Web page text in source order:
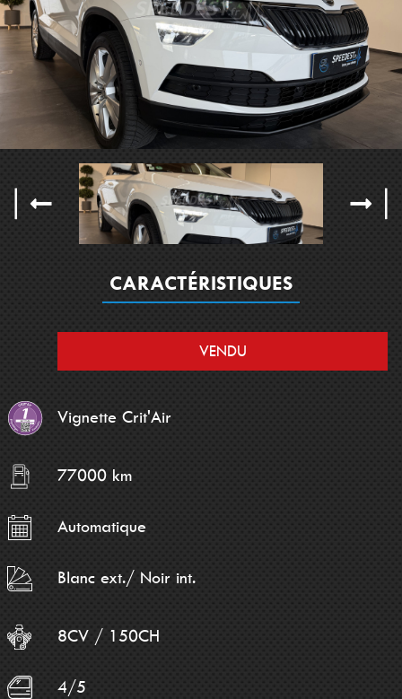
CARACTÉRISTIQUES
VENDU
Vignette Crit'Air
77000 km
Automatique
Blanc ext./ Noir int.
8CV / 150CH
4/5